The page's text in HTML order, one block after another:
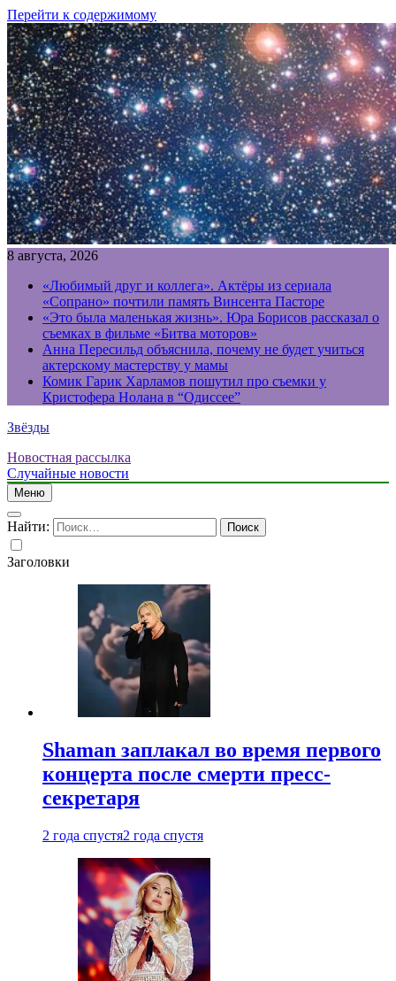
Перейти к содержимому
8 августа, 2026
«Любимый друг и коллега». Актёры из сериала
«Сопрано» почтили память Винсента Пасторе
«Это была маленькая жизнь». Юра Борисов рассказал о
съемках в фильме «Битва моторов»
Анна Пересильд объяснила, почему не будет учиться
актерскому мастерству у мамы
Комик Гарик Харламов пошутил про съемки у
Кристофера Нолана в “Одиссее”
Звёзды
Новостная рассылка
Случайные новости
Меню
Найти:
Заголовки
Shaman заплакал во время первого
концерта после смерти пресс-
секретаря
2 года спустя2 года спустя